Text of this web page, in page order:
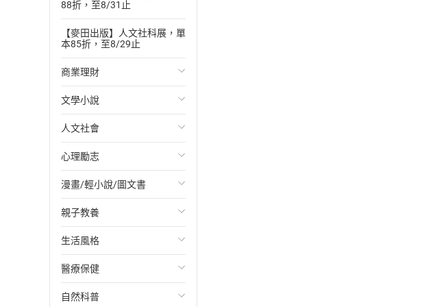
88折，至8/31止
【麥田出版】人文社科展，單
本85折，至8/29止
商業理財
投資理財
經濟/趨勢
財務/金融
管理/領導
職場工作術
成功法
行銷/廣告
傳記
文學小說
歐美文學
日本文學
韓國文學
華文文學
經典文學
成長/家庭生活小說
懸疑/推理小說
人文社會
國際關係
政治
社會科學
台灣/中國歷史
日/韓歷史
其他歷史/史學
心理勵志
心靈成長/情緒
人際關係
兩性關係
心理學
漫畫/輕小說/圖文書
輕小說
奇幻/科幻
愛情故事
職場/社會寫實
親子教養
教育現場
兒童文學/故事
兒童科普/學習
生活風格
飲食/食譜
健身/美顏
醫療保健
健康/養生
自然科普